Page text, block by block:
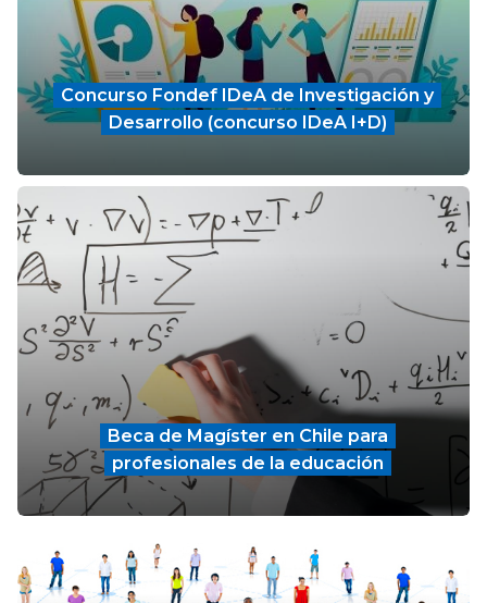
Concurso Fondef IDeA de Investigación y
Desarrollo (concurso IDeA I+D)
Beca de Magíster en Chile para
profesionales de la educación